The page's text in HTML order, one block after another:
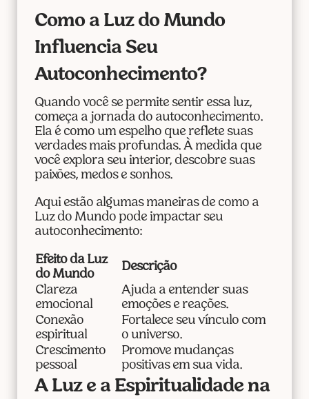
Como a Luz do Mundo
Influencia Seu
Autoconhecimento?
Quando você se permite sentir essa luz,
começa a jornada do autoconhecimento.
Ela é como um espelho que reflete suas
verdades mais profundas. À medida que
você explora seu interior, descobre suas
paixões, medos e sonhos.
Aqui estão algumas maneiras de como a
Luz do Mundo pode impactar seu
autoconhecimento:
Efeito da Luz
do Mundo
Descrição
Clareza
emocional
Ajuda a entender suas
emoções e reações.
Conexão
espiritual
Fortalece seu vínculo com
o universo.
Crescimento
pessoal
Promove mudanças
positivas em sua vida.
A Luz e a Espiritualidade na